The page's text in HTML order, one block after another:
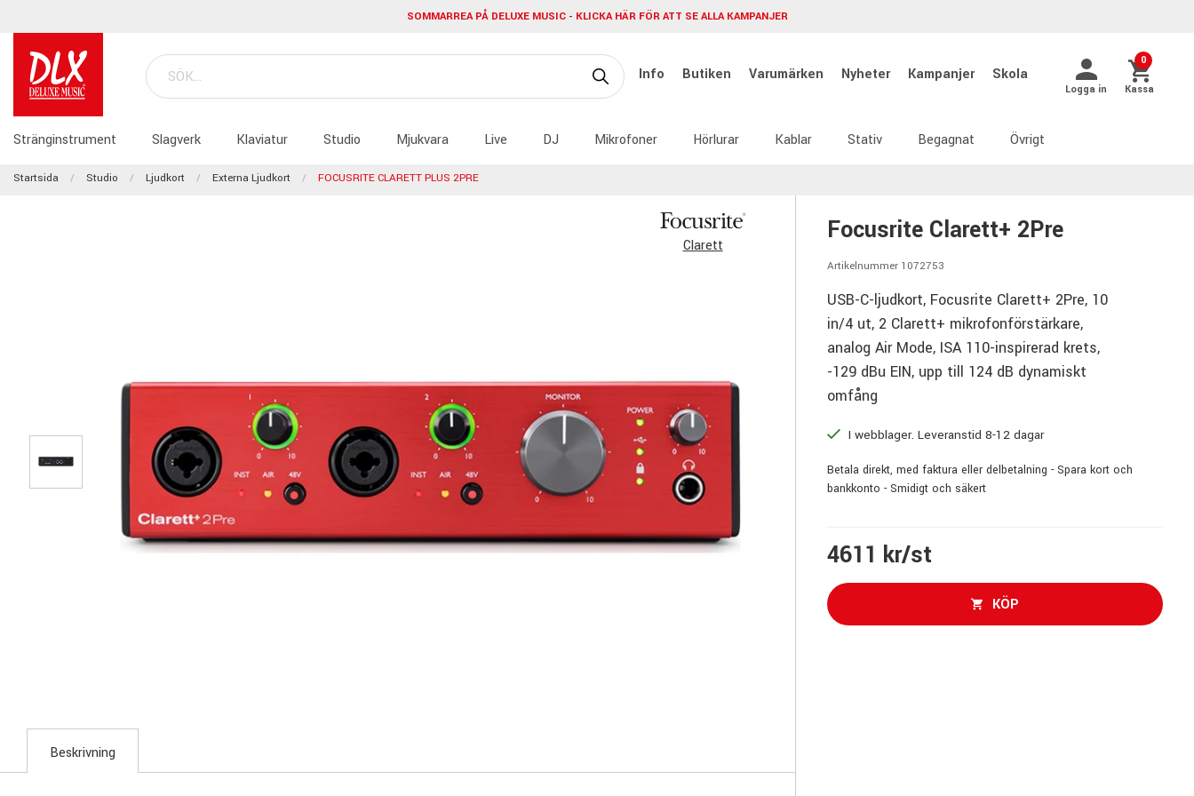
SOMMARREA PÅ DELUXE MUSIC - KLICKA HÄR FÖR ATT SE ALLA KAMPANJER
Info Butiken Varumärken Nyheter Kampanjer Skola
Logga in
0
Kassa
Stränginstrument Slagverk Klaviatur Studio Mjukvara Live DJ Mikrofoner Hörlurar Kablar Stativ Begagnat Övrigt
Startsida Studio Ljudkort Externa Ljudkort FOCUSRITE CLARETT PLUS 2PRE
Clarett Focusrite Clarett+ 2Pre
Artikelnummer 1072753
USB-C-ljudkort, Focusrite Clarett+ 2Pre, 10
in/4 ut, 2 Clarett+ mikrofonförstärkare,
analog Air Mode, ISA 110-inspirerad krets,
-129 dBu EIN, upp till 124 dB dynamiskt
omfång
I webblager. Leveranstid 8-12 dagar
Betala direkt, med faktura eller delbetalning - Spara kort och
bankkonto - Smidigt och säkert
4611 kr/st
KÖP
Beskrivning